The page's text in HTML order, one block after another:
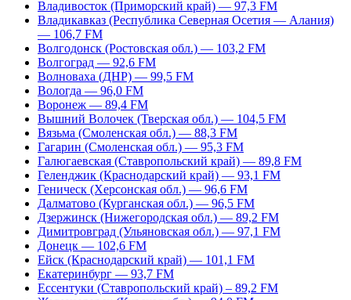
Владивосток (Приморский край) — 97,3 FM
Владикавказ (Республика Северная Осетия — Алания)
— 106,7 FM
Волгодонск (Ростовская обл.) — 103,2 FM
Волгоград — 92,6 FM
Волноваха (ДНР) — 99,5 FM
Вологда — 96,0 FM
Воронеж — 89,4 FM
Вышний Волочек (Тверская обл.) — 104,5 FM
Вязьма (Смоленская обл.) — 88,3 FM
Гагарин (Смоленская обл.) — 95,3 FM
Галюгаевская (Ставропольский край) — 89,8 FM
Геленджик (Краснодарский край) — 93,1 FM
Геническ (Херсонская обл.) — 96,6 FM
Далматово (Курганская обл.) — 96,5 FM
Дзержинск (Нижегородская обл.) — 89,2 FM
Димитровград (Ульяновская обл.) — 97,1 FM
Донецк — 102,6 FM
Ейск (Краснодарский край) — 101,1 FM
Екатеринбург — 93,7 FM
Ессентуки (Ставропольский край) – 89,2 FM